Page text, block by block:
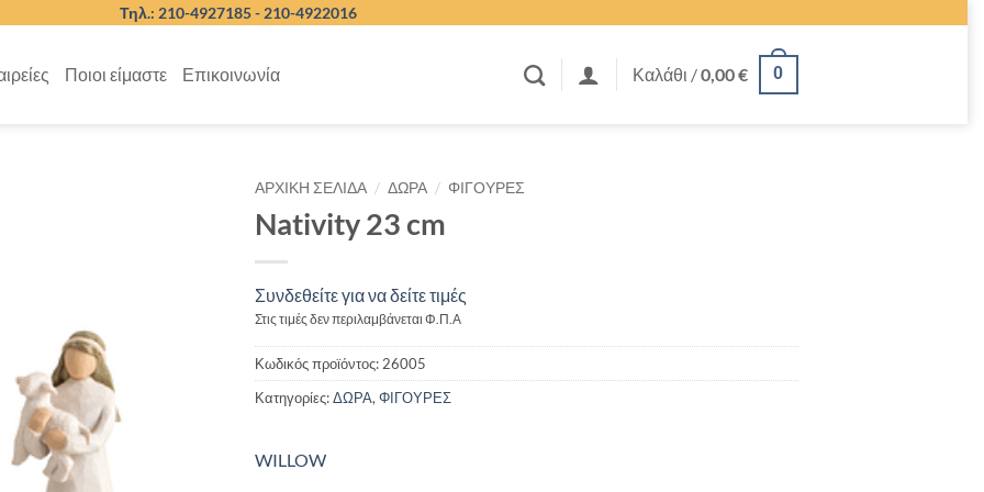
Τηλ.: 210-4927185 - 210-4922016
Ποιοι είμαστε Επικοινωνία Καλάθι /0,00€ 0
ΑΡΧΙΚΉ ΣΕΛΊΔΑ / ΔΩΡΑ / ΦΙΓΟΥΡΕΣ
Nativity 23 cm
Συνδεθείτε για να δείτε τιμές
Στις τιμές δεν περιλαμβάνεται Φ.Π.Α
Κωδικός προϊόντος:26005
Κατηγορίες:ΔΩΡΑ,ΦΙΓΟΥΡΕΣ
WILLOW